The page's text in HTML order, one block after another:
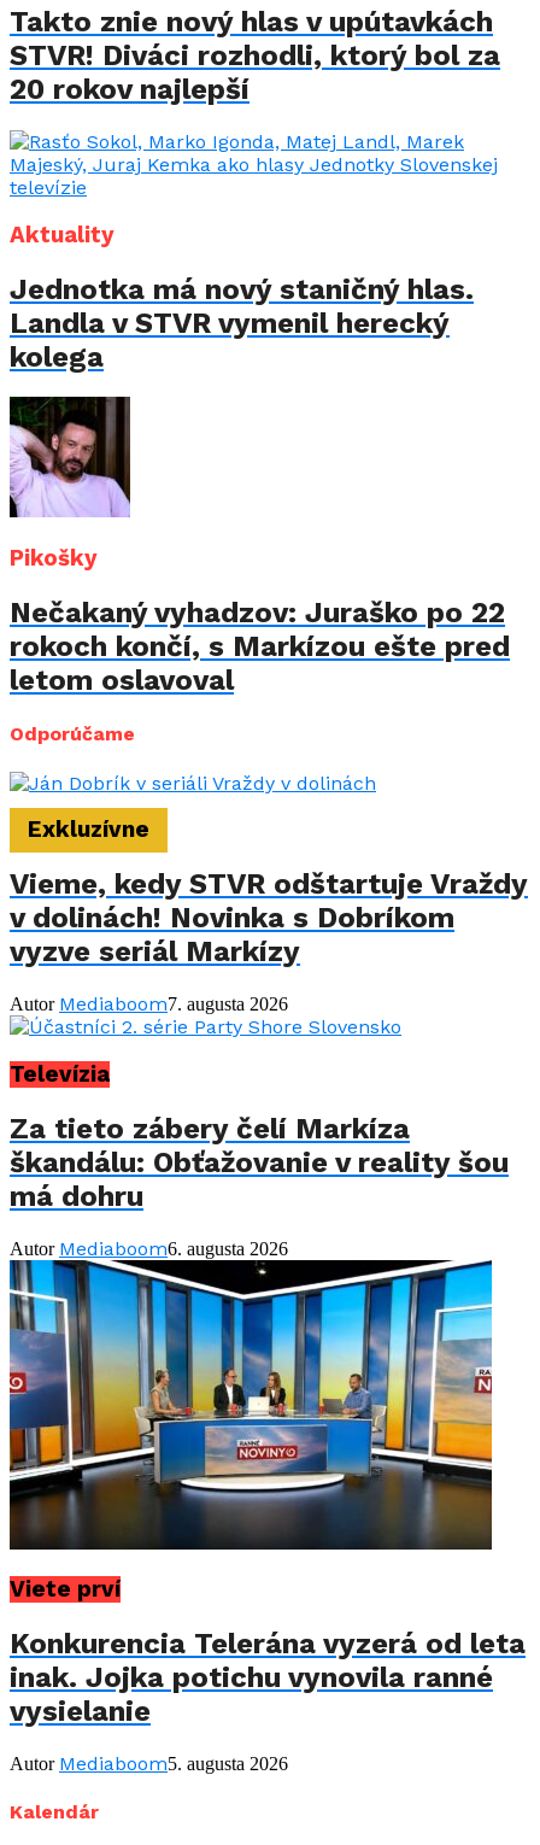
Takto znie nový hlas v upútavkách
STVR! Diváci rozhodli, ktorý bol za
20 rokov najlepší
Aktuality
Jednotka má nový staničný hlas.
Landla v STVR vymenil herecký
kolega
Pikošky
Nečakaný vyhadzov: Juraško po 22
rokoch končí, s Markízou ešte pred
letom oslavoval
Odporúčame
Exkluzívne
Vieme, kedy STVR odštartuje Vraždy
v dolinách! Novinka s Dobríkom
vyzve seriál Markízy
Autor Mediaboom7. augusta 2026
Televízia
Za tieto zábery čelí Markíza
škandálu: Obťažovanie v reality šou
má dohru
Autor Mediaboom6. augusta 2026
Viete prví
Konkurencia Telerána vyzerá od leta
inak. Jojka potichu vynovila ranné
vysielanie
Autor Mediaboom5. augusta 2026
Kalendár